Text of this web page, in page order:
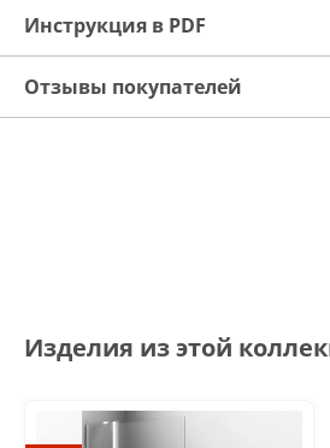
Инструкция в PDF
Отзывы покупателей
Изделия из этой